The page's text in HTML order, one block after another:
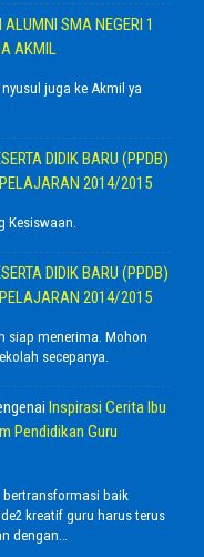
SMA NEGERI 1
AKMIL
juga ke Akmil ya
DIDIK BARU (PPDB)
2014/2015
Kesiswaan.
DIDIK BARU (PPDB)
2014/2015
siap menerima. Mohon
secepanya.
Inspirasi Cerita Ibu
Pendidikan Guru
bertransformasi baik
kreatif guru harus terus
dengan…